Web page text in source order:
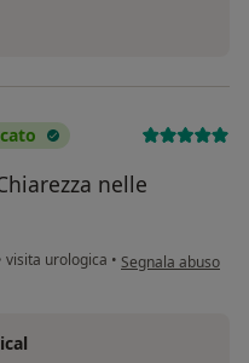
nelle
visita urologica • secondo
Segnala abuso